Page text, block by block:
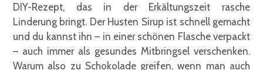
DIY-Rezept, das in der Erkältungszeit rasche
Linderung bringt. Der Husten Sirup ist schnell gemacht
und du kannst ihn – in einer schönen Flasche verpackt
– auch immer als gesundes Mitbringsel verschenken.
Warum also zu Schokolade greifen, wenn man auch